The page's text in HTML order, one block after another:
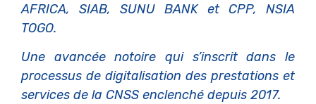
AFRICA, SIAB, SUNU BANK et CPP, NSIA
TOGO.
Une avancée notoire qui s’inscrit dans le
processus de digitalisation des prestations et
services de la CNSS enclenché depuis 2017.